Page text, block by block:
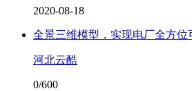
2020-08-18
全景三维模型，实现电厂全方位
河北云酷
0/600